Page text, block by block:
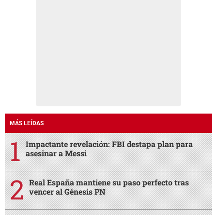
MÁS LEÍDAS
Impactante revelación: FBI destapa plan para
asesinar a Messi
Real España mantiene su paso perfecto tras
vencer al Génesis PN